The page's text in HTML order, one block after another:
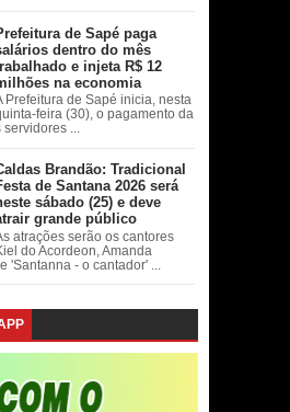
de Sapé paga
dentro do mês
e injeta R$ 12
na economia
Prefeitura de Sapé inicia, nesta
feira (30), o pagamento da
...
Brandão: Tradicional
de Santana 2026 será
sábado (25) e deve
grande público
atrações serão os cantores
do Acordeon, Amanda
'Santanna - o cantador' ...